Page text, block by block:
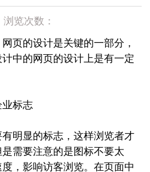
浏览次数：
的设计是关键的一部分，
中的网页的设计上是有一定
标志
的标志，这样浏览者才
需要注意的是图标不要太
，影响访客浏览。在页面中